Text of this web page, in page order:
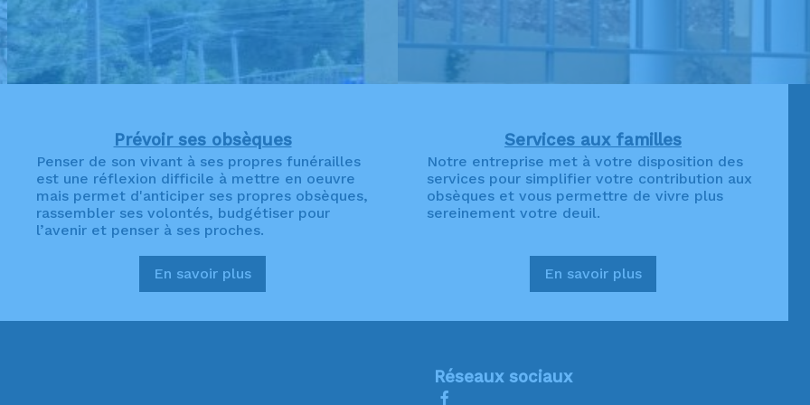
Prévoir ses obsèques
Penser de son vivant à ses propres funérailles
est une réflexion difficile à mettre en oeuvre
mais permet d'anticiper ses propres obsèques,
rassembler ses volontés, budgétiser pour
l’avenir et penser à ses proches.
En savoir plus
:
Services aux familles
Notre entreprise met à votre disposition des
services pour simplifier votre contribution aux
obsèques et vous permettre de vivre plus
sereinement votre deuil.
En savoir plus
:
Réseaux sociaux